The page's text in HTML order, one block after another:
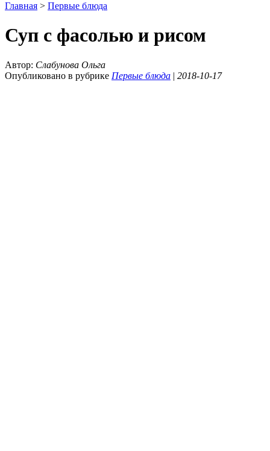
Главная > Первые блюда
Суп с фасолью и рисом
Автор: Слабунова Ольга
Опубликовано в рубрике Первые блюда | 2018-10-17